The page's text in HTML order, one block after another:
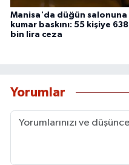
Manisa'da düğün salonuna
kumar baskını: 55 kişiye 638
bin lira ceza
Yorumlar